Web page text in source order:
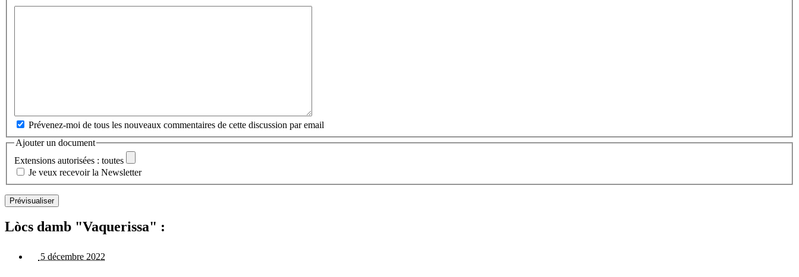
Prévenez-moi de tous les nouveaux commentaires de cette discussion par email
Ajouter un document
Extensions autorisées : toutes
Je veux recevoir la Newsletter
Lòcs damb "Vaquerissa" :
5 décembre 2022